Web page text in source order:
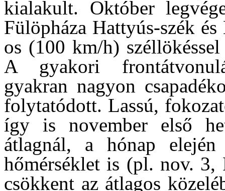
kialakult. Október
Fülöpháza Hattyús-szék
os (100 km/h)
A gyakori
gyakran nagyon
folytatódott. Lassú,
így is november első
átlagnál, a hónap
hőmérséklet is (pl. nov. 3,
csökkent az átlagos